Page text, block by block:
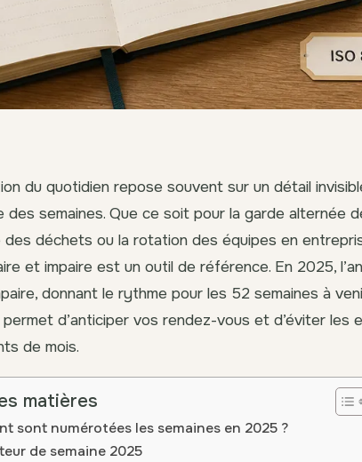
du quotidien repose souvent sur un détail
des semaines. Que ce soit pour la garde alternée
des déchets ou la rotation des équipes en
et impaire est un outil de référence. En 2025,
donnant le rythme pour les 52 semaines à
permet d’anticiper vos rendez-vous et d’éviter les
de mois.
matières
sont numérotées les semaines en 2025 ?
de semaine 2025